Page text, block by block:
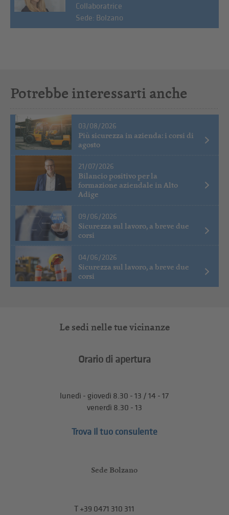
Collaboratrice
Sede: Bolzano
Potrebbe interessarti anche
03/08/2026
Più sicurezza in azienda: i corsi di
agosto
21/07/2026
Bilancio positivo per la
formazione aziendale in Alto
Adige
09/06/2026
Sicurezza sul lavoro, a breve due
corsi
04/06/2026
Sicurezza sul lavoro, a breve due
corsi
Le sedi nelle tue vicinanze
Orario di apertura
lunedì - giovedì 8.30 - 13 / 14 - 17
venerdì 8.30 - 13
Trova il tuo consulente
Sede Bolzano
T+39 0471 310 311